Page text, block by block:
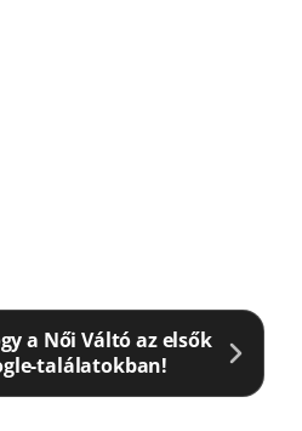
a Női Váltó az elsők
találatokban!